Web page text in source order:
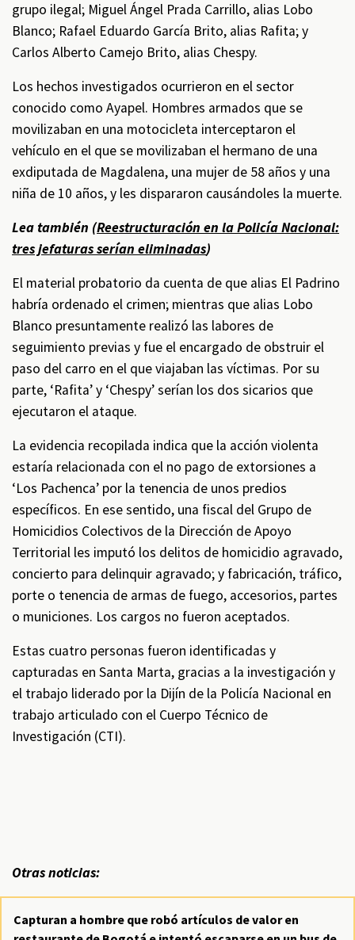
grupo ilegal; Miguel Ángel Prada Carrillo, alias Lobo
Blanco; Rafael Eduardo García Brito, alias Rafita; y
Carlos Alberto Camejo Brito, alias Chespy.
Los hechos investigados ocurrieron en el sector
conocido como Ayapel. Hombres armados que se
movilizaban en una motocicleta interceptaron el
vehículo en el que se movilizaban el hermano de una
exdiputada de Magdalena, una mujer de 58 años y una
niña de 10 años, y les dispararon causándoles la muerte.
Lea también (Reestructuración en la Policía Nacional:
tres jefaturas serían eliminadas)
El material probatorio da cuenta de que alias El Padrino
habría ordenado el crimen; mientras que alias Lobo
Blanco presuntamente realizó las labores de
seguimiento previas y fue el encargado de obstruir el
paso del carro en el que viajaban las víctimas. Por su
parte, ‘Rafita’ y ‘Chespy’ serían los dos sicarios que
ejecutaron el ataque.
La evidencia recopilada indica que la acción violenta
estaría relacionada con el no pago de extorsiones a
‘Los Pachenca’ por la tenencia de unos predios
específicos. En ese sentido, una fiscal del Grupo de
Homicidios Colectivos de la Dirección de Apoyo
Territorial les imputó los delitos de homicidio agravado,
concierto para delinquir agravado; y fabricación, tráfico,
porte o tenencia de armas de fuego, accesorios, partes
o municiones. Los cargos no fueron aceptados.
Estas cuatro personas fueron identificadas y
capturadas en Santa Marta, gracias a la investigación y
el trabajo liderado por la Dijín de la Policía Nacional en
trabajo articulado con el Cuerpo Técnico de
Investigación (CTI).
Otras noticias:
Capturan a hombre que robó artículos de valor en